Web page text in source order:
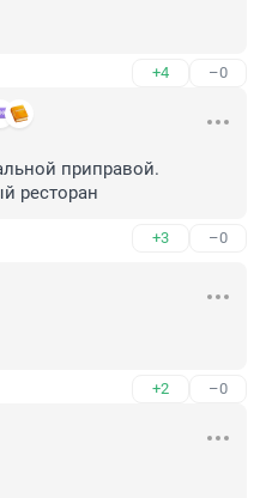
+4 –0
приправой.
ресторан
+3 –0
+2 –0